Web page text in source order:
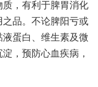
，有利于脾胃消化
品。不论脾阳亏或
蛋白、维生素及微
，预防心血疾病，